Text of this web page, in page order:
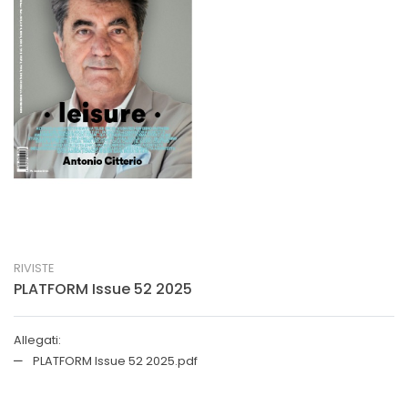
RIVISTE
PLATFORM Issue 52 2025
Allegati:
PLATFORM Issue 52 2025.pdf